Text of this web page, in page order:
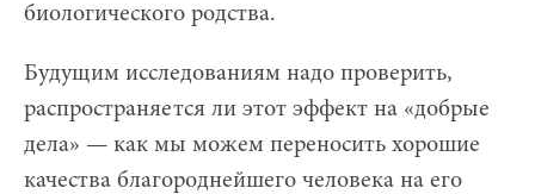
биологического родства.
Будущим исследованиям надо проверить,
распространяется ли этот эффект на «добрые
дела» — как мы можем переносить хорошие
качества благороднейшего человека на его